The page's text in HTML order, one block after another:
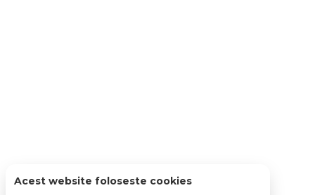
Acest website foloseste cookies